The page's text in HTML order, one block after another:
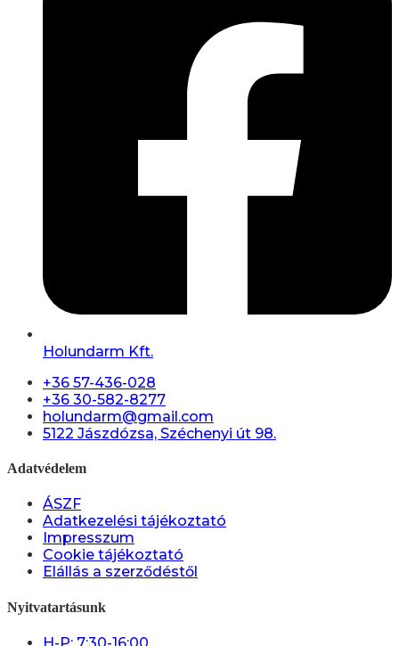
Holundarm Kft.
+36 57-436-028
+36 30-582-8277
holundarm@gmail.com
5122 Jászdózsa, Széchenyi út 98.
Adatvédelem
ÁSZF
Adatkezelési tájékoztató
Impresszum
Cookie tájékoztató
Elállás a szerződéstől
Nyitvatartásunk